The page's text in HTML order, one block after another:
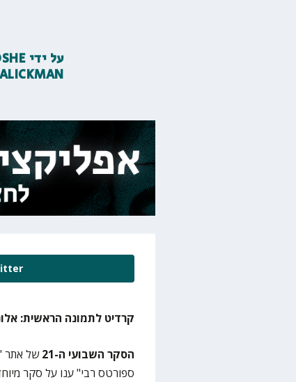
על ידי
קרדיט לתמונה הראשית:
הסקר השבועי ה-21
של אתר
ספורטס רבי" ענו על סקר